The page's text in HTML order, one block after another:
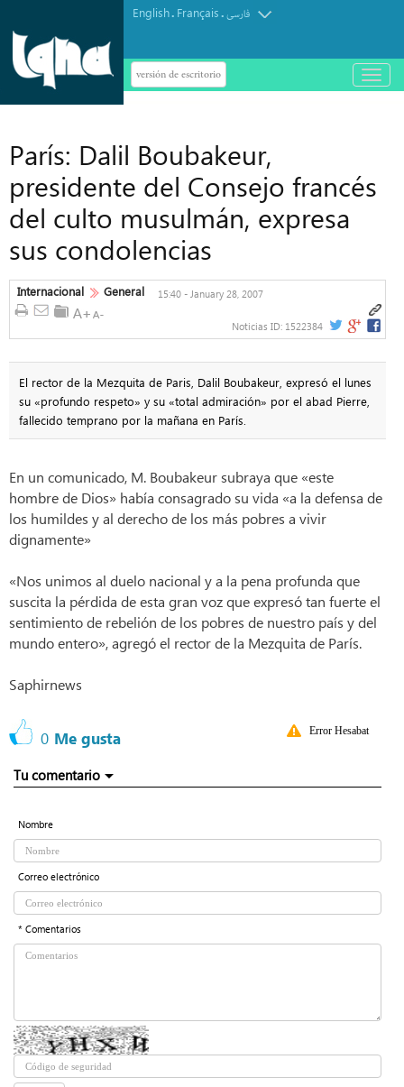
English. Français.فارسی
versión de escritorio
باز
و
París: Dalil Boubakeur,
presidente del Consejo francés
del culto musulmán, expresa
sus condolencias
Internacional General 15:40 - January 28, 2007
Noticias ID: 1522384
El rector de la Mezquita de Paris, Dalil Boubakeur, expresó el lunes
su «profundo respeto» y su «total admiración» por el abad Pierre,
fallecido temprano por la mañana en París.
En un comunicado, M. Boubakeur subraya que «este
hombre de Dios» había consagrado su vida «a la defensa de
los humildes y al derecho de los más pobres a vivir
dignamente»
«Nos unimos al duelo nacional y a la pena profunda que
suscita la pérdida de esta gran voz que expresó tan fuerte el
sentimiento de rebelión de los pobres de nuestro país y del
mundo entero», agregó el rector de la Mezquita de París.
Saphirnews
0 Me gusta Error Hesabat
Tu comentario
Nombre
Correo electrónico
* Comentarios